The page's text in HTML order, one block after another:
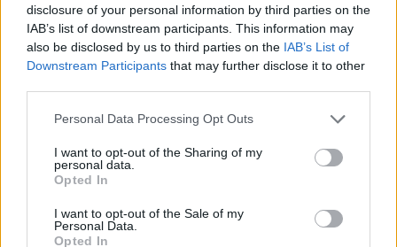
disclosure of your personal information by third parties on the
IAB’s list of downstream participants. This information may
also be disclosed by us to third parties on the IAB’s List of
Downstream Participants that may further disclose it to other
Please note that this website/app uses one or more Google
not limited to your visit or usage behaviour. You may click to
grant or deny consent to Google and its third-party tags to
use your data for below specified purposes in below Google
consent section.
Personal Data Processing Opt Outs
I want to opt-out of the Sharing of my
personal data.
Opted In
I want to opt-out of the Sale of my
Personal Data.
Opted In
Ακολουθήστε το Νewsit.gr στοGoogle News και
ενημερωθείτε πρώτοι για όλη την ειδησεογραφία και τα
τελευταία νέατης ημέρας
Πιο δημοφιλή
φωτογραφία για την επέτειο θανάτου της
αδελφής του, Λένας